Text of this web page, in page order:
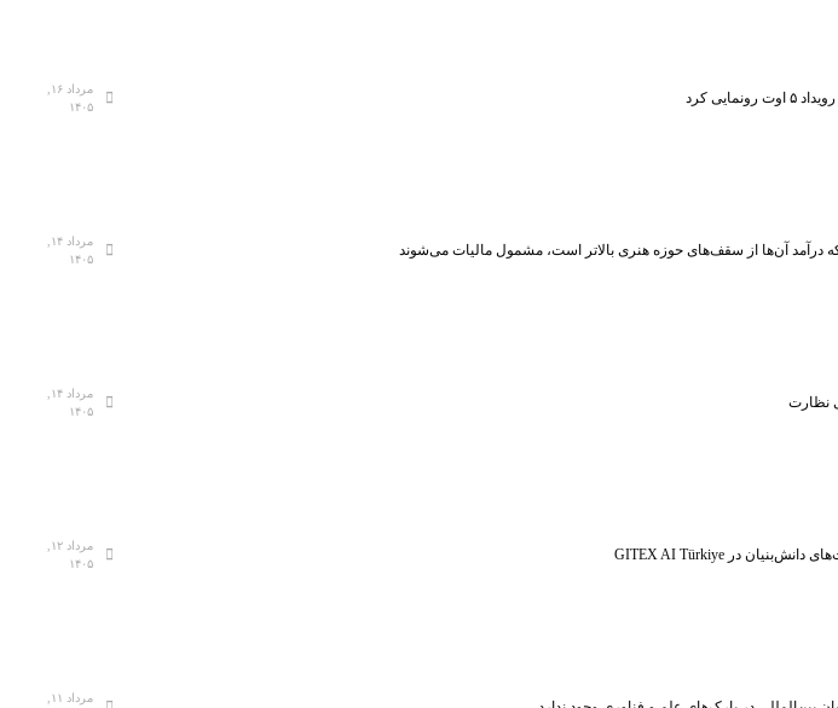
مرداد ۱۶,
۱۴۰۵
که درآمد آن‌ها از سقف‌های حوزه هنری بالاتر است، مشمول مالیات می‌شوند
مرداد ۱۴,
۱۴۰۵
نظارت
مرداد ۱۴,
۱۴۰۵
مرداد ۱۲,
۱۴۰۵
مرداد ۱۱,